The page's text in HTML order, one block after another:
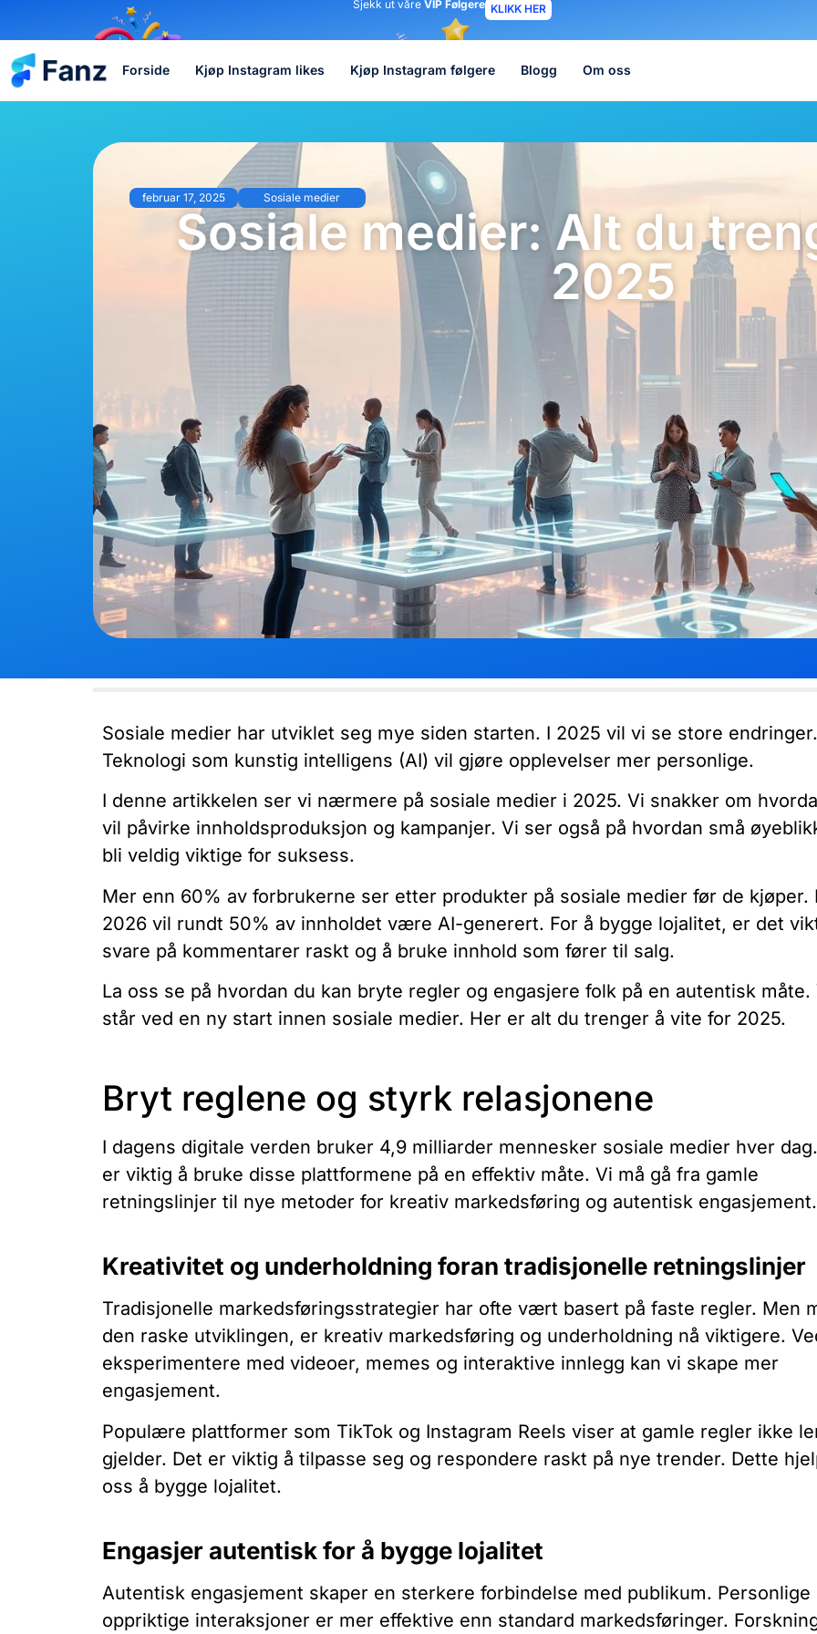
Sjekk ut våre VIP Følgere KLIKK HER
Forside Kjøp Instagram likes Kjøp Instagram følgere Blogg Om oss
februar 17, 2025 Sosiale medier
Sosiale medier: Alt du
2025
Sosiale medier har utviklet seg mye siden starten. I 2025 vil vi se store endringer.
Teknologi som kunstig intelligens (AI) vil gjøre opplevelser mer personlige.
I denne artikkelen ser vi nærmere på sosiale medier i 2025. Vi snakker om
vil påvirke innholdsproduksjon og kampanjer. Vi ser også på hvordan små
bli veldig viktige for suksess.
Mer enn 60% av forbrukerne ser etter produkter på sosiale medier før de kjøper. I
2026 vil rundt 50% av innholdet være AI-generert. For å bygge lojalitet, er det
svare på kommentarer raskt og å bruke innhold som fører til salg.
La oss se på hvordan du kan bryte regler og engasjere folk på en autentisk måte.
står ved en ny start innen sosiale medier. Her er alt du trenger å vite for 2025.
Bryt reglene og styrk relasjonene
I dagens digitale verden bruker 4,9 milliarder mennesker sosiale medier hver
er viktig å bruke disse plattformene på en effektiv måte. Vi må gå fra gamle
retningslinjer til nye metoder for kreativ markedsføring og autentisk engasjement.
Kreativitet og underholdning foran tradisjonelle retningslinjer
Tradisjonelle markedsføringsstrategier har ofte vært basert på faste regler. Men
den raske utviklingen, er kreativ markedsføring og underholdning nå viktigere.
eksperimentere med videoer, memes og interaktive innlegg kan vi skape mer
engasjement.
Populære plattformer som TikTok og Instagram Reels viser at gamle regler ikke
gjelder. Det er viktig å tilpasse seg og respondere raskt på nye trender. Dette
oss å bygge lojalitet.
Engasjer autentisk for å bygge lojalitet
Autentisk engasjement skaper en sterkere forbindelse med publikum. Personlige
oppriktige interaksjoner er mer effektive enn standard markedsføringer.